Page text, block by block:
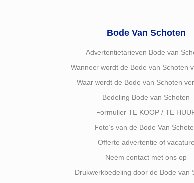
Bode Van Schoten
Advertentietarieven Bode van
Wanneer wordt de Bode van Schoten
Waar wordt de Bode van Schoten
Bedeling Bode van Schoten
Formulier TE KOOP / TE
Foto’s van de Bode Van
Offerte advertentie of vacature
Neem contact met ons op
Drukwerkbedeling door de Bode van